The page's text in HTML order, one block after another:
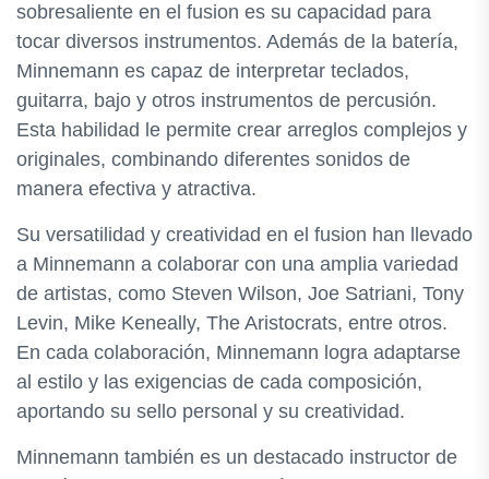
sobresaliente en el fusion es su capacidad para
tocar diversos instrumentos. Además de la batería,
Minnemann es capaz de interpretar teclados,
guitarra, bajo y otros instrumentos de percusión.
Esta habilidad le permite crear arreglos complejos y
originales, combinando diferentes sonidos de
manera efectiva y atractiva.
Su versatilidad y creatividad en el fusion han llevado
a Minnemann a colaborar con una amplia variedad
de artistas, como Steven Wilson, Joe Satriani, Tony
Levin, Mike Keneally, The Aristocrats, entre otros.
En cada colaboración, Minnemann logra adaptarse
al estilo y las exigencias de cada composición,
aportando su sello personal y su creatividad.
Minnemann también es un destacado instructor de